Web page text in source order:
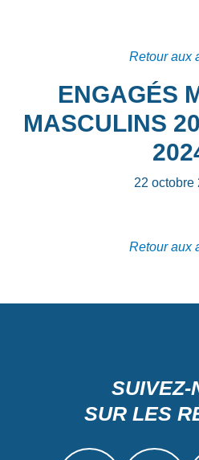
Retour aux
ENGAGÉS
MASCULINS
22 octobre
Retour aux
SUIVEZ-
SUR LES